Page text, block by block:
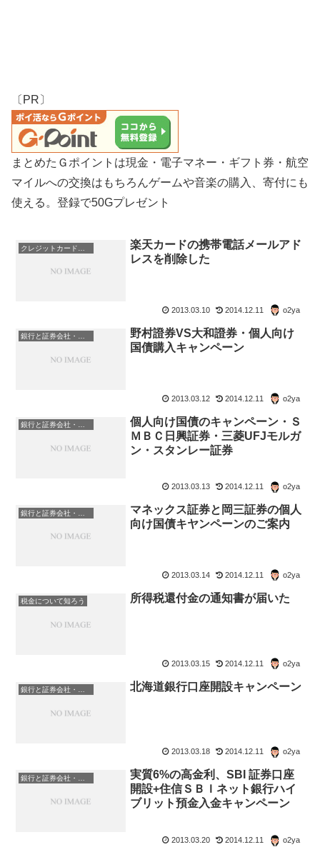
〔PR〕
まとめたＧポイントは現金・電子マネー・ギフト券・航空
マイルへの交換はもちろんゲームや音楽の購入、寄付にも
使える。登録で50Gプレゼント
楽天カードの携帯電話メールアド
レスを削除した
2013.03.10 2014.12.11 o2ya
銀行と証券会社・金融商品
野村證券VS大和證券・個人向け
国債購入キャンペーン
2013.03.12 2014.12.11 o2ya
個人向け国債のキャンペーン・Ｓ
ＭＢＣ日興証券・三菱UFJモルガ
ン・スタンレー証券
2013.03.13 2014.12.11 o2ya
マネックス証券と岡三証券の個人
向け国債キヤンペーンのご案内
2013.03.14 2014.12.11 o2ya
税金について知ろう 所得税還付金の通知書が届いた
2013.03.15 2014.12.11 o2ya
北海道銀行口座開設キャンペーン
2013.03.18 2014.12.11 o2ya
実質6%の高金利、SBI 証券口座
開設+住信ＳＢＩネット銀行ハイ
ブリット預金入金キャンペーン
2013.03.20 2014.12.11 o2ya